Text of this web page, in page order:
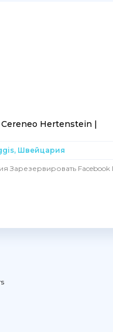
Hertenstein |
Швейцария
Зарезервировать Facebook